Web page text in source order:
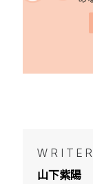
WRITER
山下紫陽